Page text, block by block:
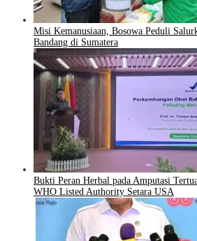
Misi Kemanusiaan, Bosowa Peduli
Bandang di Sumatera
Bukti Peran Herbal pada Amputasi
WHO Listed Authority Setara USA